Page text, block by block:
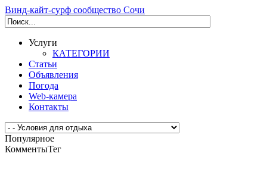
Винд-кайт-сурф сообщество Сочи
Услуги
КАТЕГОРИИ
Статьи
Объявления
Погода
Web-камера
Контакты
Популярное
КомментыТег